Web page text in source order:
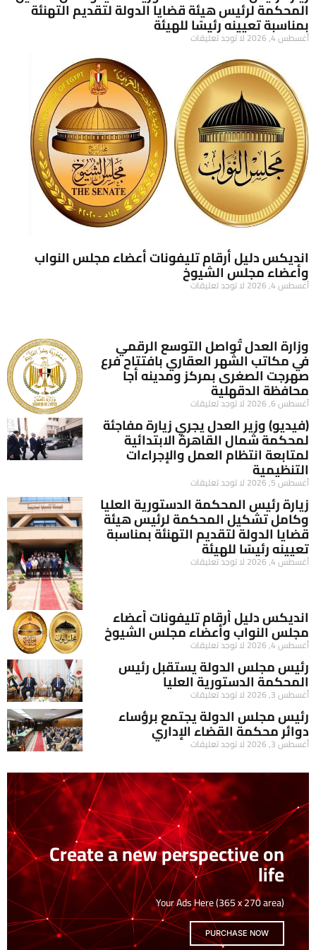
المحكمة لرئيس هيئة قضايا الدولة لتقديم التهنئة
بمناسبة تعيينه رئيسًا للهيئة
أغسطس 4, 2026 لا توجد تعليقات
انديكس دليل أرقام تليفونات أعضاء مجلس النواب
وأعضاء مجلس الشيوخ
أغسطس 4, 2026 لا توجد تعليقات
وزارة العدل تُواصل التوسع الرقمي
في مكاتب الشهر العقاري بافتتاح فرع
صهرجت الصغرى بمركز ومدينه أجا
محافظة الدقهلية
أغسطس 6, 2026 لا توجد تعليقات
(فيديو) وزير العدل يجري زيارة مفاجئة
لمحكمة شمال القاهرة الابتدائية
لمتابعة انتظام العمل والإجراءات
التنظيمية
أغسطس 5, 2026 لا توجد تعليقات
زيارة رئيس المحكمة الدستورية العليا
وكامل تشكيل المحكمة لرئيس هيئة
قضايا الدولة لتقديم التهنئة بمناسبة
تعيينه رئيسًا للهيئة
أغسطس 4, 2026 لا توجد تعليقات
انديكس دليل أرقام تليفونات أعضاء
مجلس النواب وأعضاء مجلس الشيوخ
أغسطس 4, 2026 لا توجد تعليقات
رئيس مجلس الدولة يستقبل رئيس
المحكمة الدستورية العليا
أغسطس 3, 2026 لا توجد تعليقات
رئيس مجلس الدولة يجتمع برؤساء
دوائر محكمة القضاء الإداري
أغسطس 3, 2026 لا توجد تعليقات
Create a new perspective on
life
Your Ads Here (365 x 270 area)
PURCHASE NOW